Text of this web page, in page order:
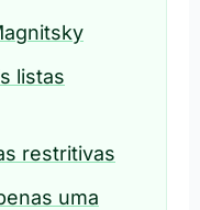
listas
restritivas
uma